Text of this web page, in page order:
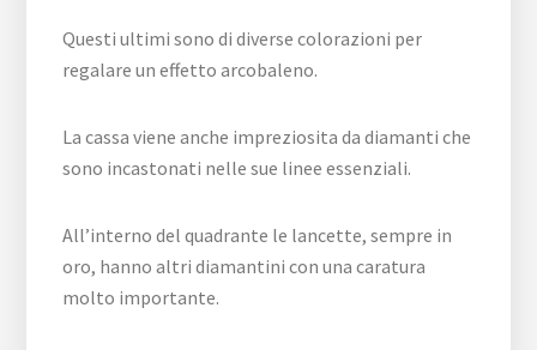
Questi ultimi sono di diverse colorazioni per
regalare un effetto arcobaleno.
La cassa viene anche impreziosita da diamanti che
sono incastonati nelle sue linee essenziali.
All’interno del quadrante le lancette, sempre in
oro, hanno altri diamantini con una caratura
molto importante.